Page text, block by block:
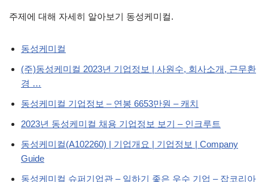
주제에 대해 자세히 알아보기 동성케미컬.
동성케미컬
(주)동성케미컬 2023년 기업정보 | 사원수, 회사소개, 근무환
경 …
동성케미컬 기업정보 – 연봉 6653만원 – 캐치
2023년 동성케미컬 채용 기업정보 보기 – 인크루트
동성케미컬(A102260) | 기업개요 | 기업정보 | Company
Guide
동성케미컬 슈퍼기업관 – 일하기 좋은 우수 기업 – 잡코리아